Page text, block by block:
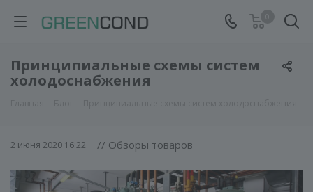
Принципиальные схемы систем
холодоснабжения
2 июня 2020 16:22 // Обзоры товаров